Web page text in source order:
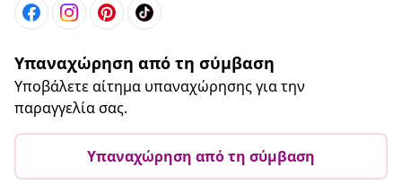
Υπαναχώρηση από τη σύμβαση
Υποβάλετε αίτημα υπαναχώρησης για την
παραγγελία σας.
Υπαναχώρηση από τη σύμβαση